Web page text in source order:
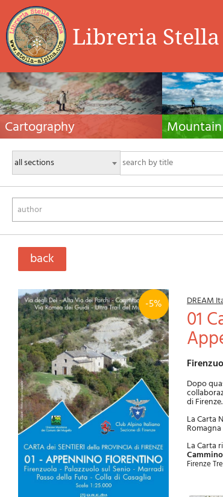
Libreria
Cartography
Hiking maps, maps and atlases, cartography
around the world. Maps of the trails, cartography
for cyclotourism and mountain biking
Mountain
Alpine guides,
for summer and
Mountain
author
back
-5% DREAM
01 Carta escursionistica della provincia di Firenze:
Dopo
di Firenze.
La Carta
La Carta
Firenze